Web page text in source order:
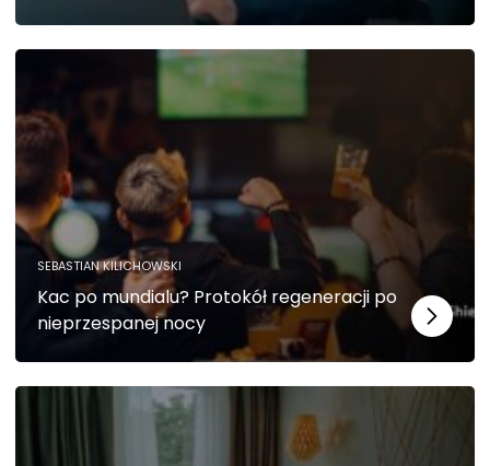
SEBASTIAN KILICHOWSKI
Kac po mundialu? Protokół regeneracji po
nieprzespanej nocy